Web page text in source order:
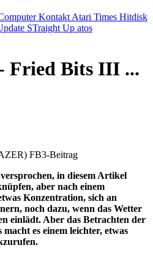
Kontakt Atari Times Hitdisk
STraight Up atos
Fried Bits III ...
FB3-Beitrag
in diesem Artikel
aber nach einem
Konzentration, sich an
noch dazu, wenn das Wetter
einlädt. Aber das Betrachten der
es einem leichter, etwas